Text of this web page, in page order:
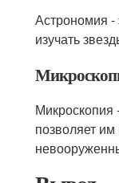
Астрономия -
изучать
Микроскопия
позволяет